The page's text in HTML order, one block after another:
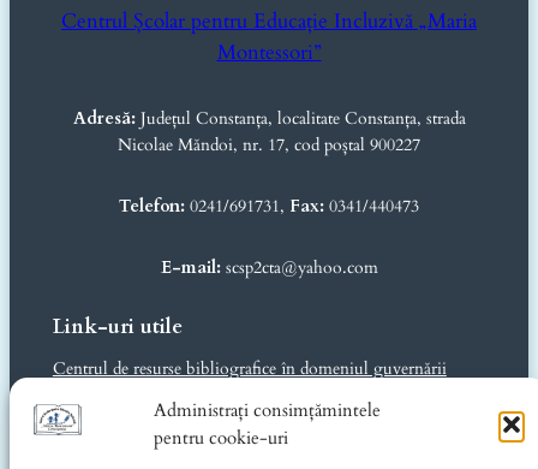
Administrați consimțămintele
pentru cookie-uri
Centrul Școlar pentru Educație Incluzivă „Maria
Montessori”
Adresă:Județul Constanța, localitate Constanța, strada
Nicolae Măndoi, nr. 17, cod poștal 900227
Telefon: 0241/691731, Fax: 0341/440473
E-mail:scsp2cta@yahoo.com
Link-uri utile
Centrul de resurse bibliografice în domeniul guvernării
Ministerul Educației și Cercetării
Inspectoratul Școlar Județean Constanța